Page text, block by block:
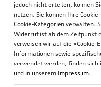
Audi Juniorsitz i-Size
schwarz
*447.00 CHF
jedoch nicht erteilen, können
nutzen. Sie können Ihre
Cookie-Kategorien verwalten.
Widerruf ist ab dem Zeitpunkt
verweisen wir auf die
Informationen sowie
verwendet werden, finden sich
und in unserem Impressum.